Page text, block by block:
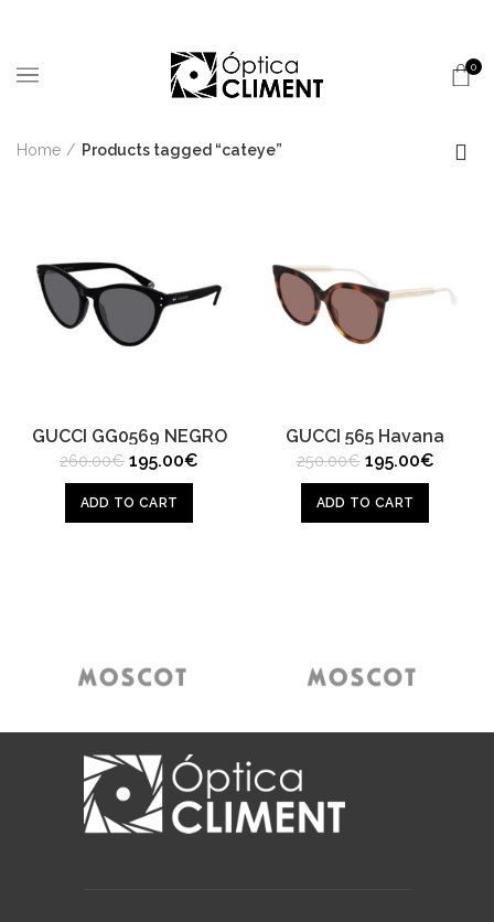
0
Home Products tagged “cateye”
GUCCI GG0569 NEGRO
260.00€ Original
price
was:
260.00€.
195.00€
ADD TO CART
GUCCI 565 Havana
250.00€ Original
price
was:
250.00€.
195.00€Current
ADD TO CART